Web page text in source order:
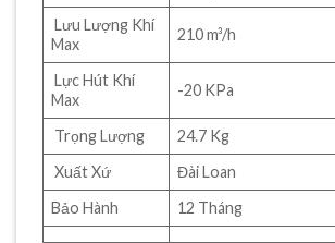
Lưu Lượng Khí
Max
210 m³/h
Lực Hút Khí
Max
-20 KPa
Trọng Lượng
24.7 Kg
Xuất Xứ
Đài Loan
Bảo Hành
12 Tháng